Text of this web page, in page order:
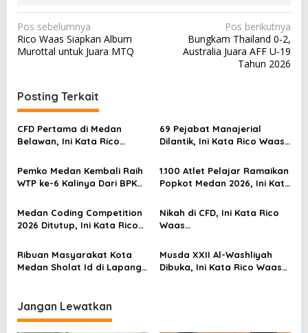
N
a
g
a
s
p
s
Pos sebelumnya
Rico Waas Siapkan Album
Murottal untuk Juara MTQ
Pos berikutnya
Bungkam Thailand 0-2,
Australia Juara AFF U-19
Tahun 2026
Posting Terkait
CFD Pertama di Medan
Belawan, Ini Kata Rico
69 Pejabat Manajerial
Dilantik, Ini Kata Rico Waas…
Pemko Medan Kembali Raih
WTP ke-6 Kalinya Dari BPK
1.100 Atlet Pelajar Ramaikan
Popkot Medan 2026, Ini Kata
Medan Coding Competition
2026 Ditutup, Ini Kata Rico
Nikah di CFD, Ini Kata Rico
Waas…
Ribuan Masyarakat Kota
Medan Sholat Id di Lapanga
Musda XXII Al-Washliyah
Dibuka, Ini Kata Rico Waas…
Jangan Lewatkan